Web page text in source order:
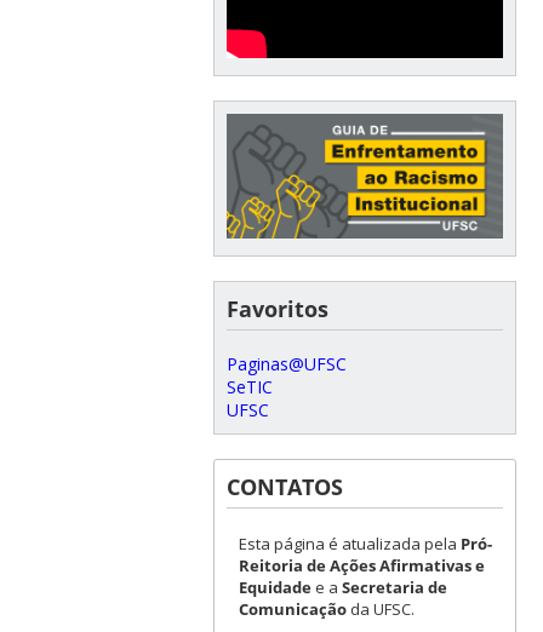
Favoritos
Paginas@UFSC
SeTIC
UFSC
CONTATOS
Esta página é atualizada pela Pró-
Reitoria de Ações Afirmativas e
Equidadee a Secretaria de
Comunicaçãoda UFSC.